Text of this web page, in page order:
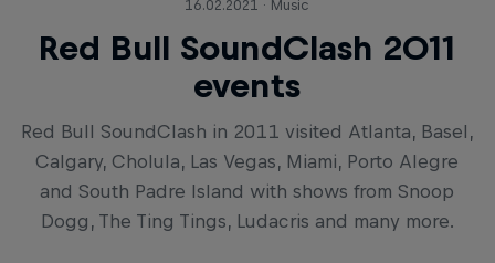
16.02.2021 · Music
Red Bull SoundClash 2011
events
Red Bull SoundClash in 2011 visited Atlanta, Basel,
Calgary, Cholula, Las Vegas, Miami, Porto Alegre
and South Padre Island with shows from Snoop
Dogg, The Ting Tings, Ludacris and many more.